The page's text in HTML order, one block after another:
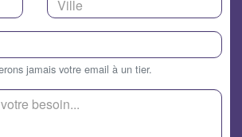
jamais votre email à un tier.